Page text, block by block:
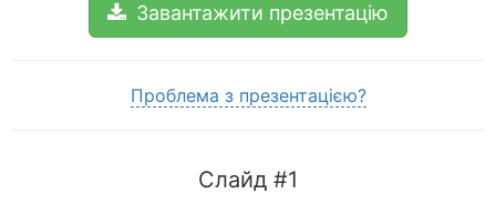
Завантажити презентацію
Проблема з презентацією?
Слайд #1